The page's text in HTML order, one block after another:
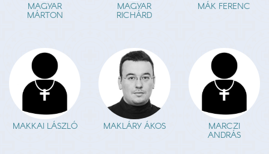
MAGYAR
MÁRTON
MAGYAR
RICHÁRD
MÁK FERENC
MAKKAI LÁSZLÓ MAKLÁRY ÁKOS MARCZI
ANDRÁS